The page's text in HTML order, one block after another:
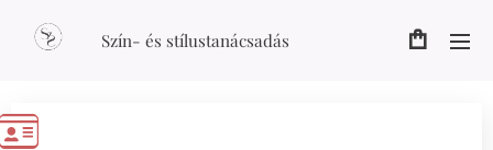
Szín- és stílustanácsadás